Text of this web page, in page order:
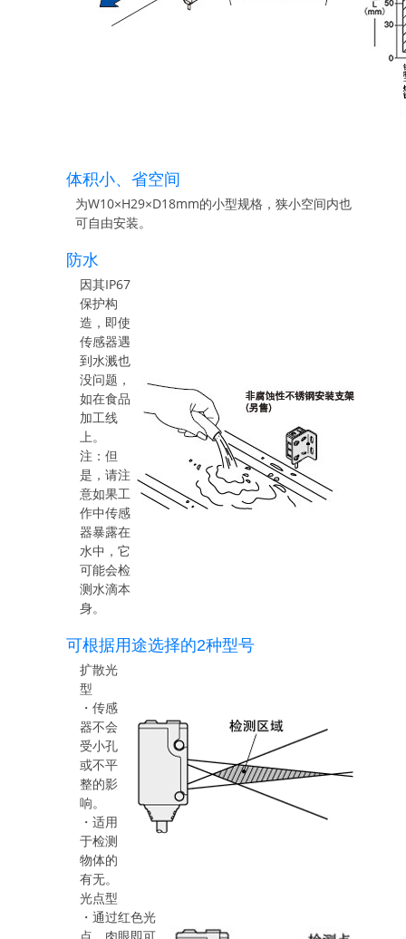
体积小、省空间
为W10×H29×D18mm的小型规格，狭小空间内也
可自由安装。
防水
因其IP67
保护构
造，即使
传感器遇
到水溅也
没问题，
如在食品
加工线
上。
注：但
是，请注
意如果工
作中传感
器暴露在
水中，它
可能会检
测水滴本
身。
可根据用途选择的2种型号
扩散光
型
・传感
器不会
受小孔
或不平
整的影
响。
・适用
于检测
物体的
有无。
光点型
・通过红色光